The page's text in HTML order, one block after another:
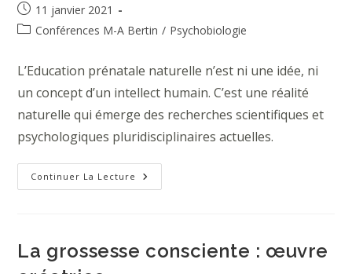
Publication
publiée :
11 janvier 2021
PostConférences M-A Bertin / Psychobiologie
L’Education prénatale naturelle n’est ni une idée, ni
un concept d’un intellect humain. C’est une réalité
naturelle qui émerge des recherches scientifiques et
psychologiques pluridisciplinaires actuelles.
Continuer La Lecture L’Education
Prénatale
La grossesse consciente : œuvre